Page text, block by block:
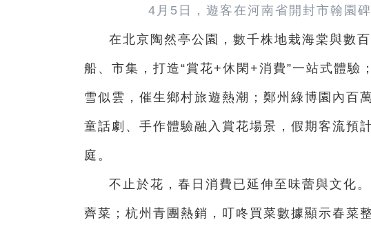
4月5日，遊客在河南省開封市翰園
在北京陶然亭公園，數千株地栽海棠與數
船、市集，打造“賞花+休閑+消費”一站式體驗
雪似雲，催生鄉村旅遊熱潮；鄭州綠博園內百
童話劇、手作體驗融入賞花場景，假期客流預
庭。
不止於花，春日消費已延伸至味蕾與文化
薺菜；杭州青團熱銷，叮咚買菜數據顯示春菜